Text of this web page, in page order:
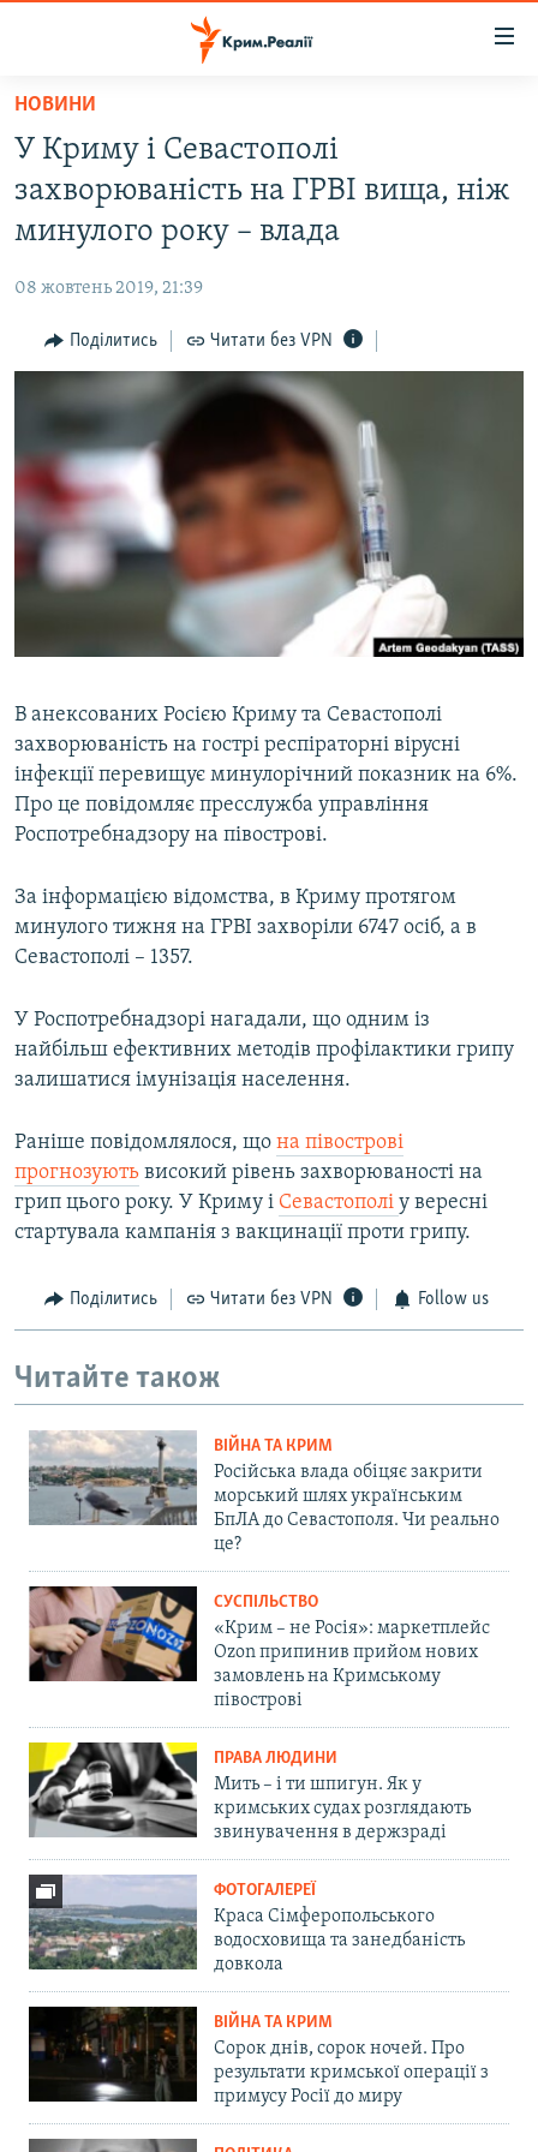
Перейти
основного
матеріалу
до
основної
Перейти
до
ВОДА.КРИМ
ВІДЕО ТА ФОТО
БЛОГИ
ПОГЛЯД
СПЕЦПРОЕКТИ
ДЕПОРТАЦІЯ
СВІДЧЕННЯ ОКУПАЦІЇ
УКРАЇНСЬКА ПРОБЛЕМА КРИМУ
ЯК ОБІЙТИ БЛОКУВАННЯ
Русский
Усі сайти RFE/RL
НОВИНИ
У Криму і Севастополі
захворюваність на ГРВІ вища, ніж
минулого року – влада
08 жовтень 2019, 21:39
Поділитись Читати без VPN
В анексованих Росією Криму та Севастополі
захворюваність на гострі респіраторні вірусні
інфекції перевищує минулорічний показник на 6%.
Про це повідомляє пресслужба управління
Роспотребнадзору на півострові.
За інформацією відомства, в Криму протягом
минулого тижня на ГРВІ захворіли 6747 осіб, а в
Севастополі – 1357.
У Роспотребнадзорі нагадали, що одним із
найбільш ефективних методів профілактики грипу
залишатися імунізація населення.
Раніше повідомлялося, що на півострові
прогнозують високий рівень захворюваності на
грип цього року. У Криму і Севастополі у вересні
стартувала кампанія з вакцинації проти грипу.
Поділитись Читати без VPN Follow us
Читайте також
ВІЙНА ТА КРИМ
Російська влада обіцяє закрити
морський шлях українським
БпЛА до Севастополя. Чи реально
це?
СУСПІЛЬСТВО
«Крим – не Росія»: маркетплейс
Ozon припинив прийом нових
замовлень на Кримському
півострові
ПРАВА ЛЮДИНИ
Мить – і ти шпигун. Як у
кримських судах розглядають
звинувачення в держзраді
ФОТОГАЛЕРЕЇ
Краса Сімферопольського
водосховища та занедбаність
довкола
ВІЙНА ТА КРИМ
Сорок днів, сорок ночей. Про
результати кримської операції з
примусу Росії до миру